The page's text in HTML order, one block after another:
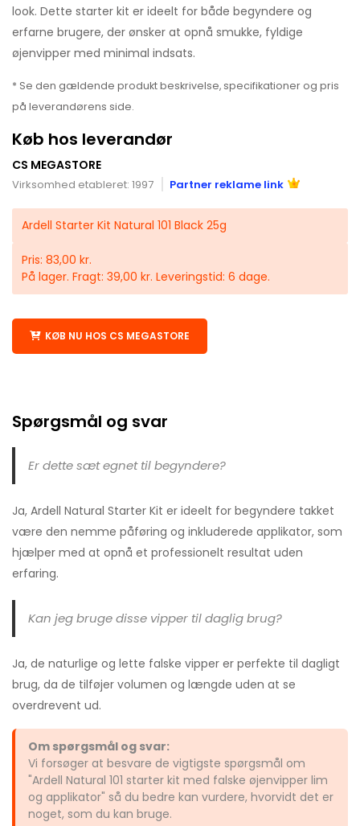
look. Dette starter kit er ideelt for både begyndere og
erfarne brugere, der ønsker at opnå smukke, fyldige
øjenvipper med minimal indsats.
* Se den gældende produkt beskrivelse, specifikationer og pris
på leverandørens side.
Køb hos leverandør
CS MEGASTORE
Virksomhed etableret: 1997 Partner reklame link
Ardell Starter Kit Natural 101 Black 25g
Pris: 83,00 kr.
På lager. Fragt: 39,00 kr. Leveringstid: 6 dage.
KØB NU HOS CS MEGASTORE
Spørgsmål og svar
Er dette sæt egnet til begyndere?
Ja, Ardell Natural Starter Kit er ideelt for begyndere takket
være den nemme påføring og inkluderede applikator, som
hjælper med at opnå et professionelt resultat uden
erfaring.
Kan jeg bruge disse vipper til daglig brug?
Ja, de naturlige og lette falske vipper er perfekte til dagligt
brug, da de tilføjer volumen og længde uden at se
overdrevent ud.
Om spørgsmål og svar:
Vi forsøger at besvare de vigtigste spørgsmål om
"Ardell Natural 101 starter kit med falske øjenvipper lim
og applikator" så du bedre kan vurdere, hvorvidt det er
noget, som du kan bruge.